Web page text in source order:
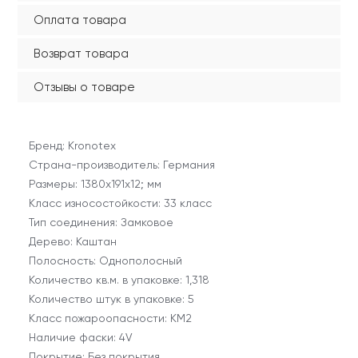
Оплата товара
Возврат товара
Отзывы о товаре
Бренд: Kronotex
Страна-производитель: Германия
Размеры: 1380х191х12; мм
Класс износостойкости: 33 класс
Тип соединения: Замковое
Дерево: Каштан
Полосность: Однополосный
Количество кв.м. в упаковке: 1,318
Количество штук в упаковке: 5
Класс пожароопасности: КМ2
Наличие фаски: 4V